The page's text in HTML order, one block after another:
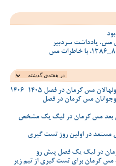
مس، یادداشت سردبیر
مس کرمان در فصل 1405-1406
مس کرمان در فصل
بعد مس کرمان در لیگ یک مشخص
مستعد در اولین روز تست گیری
در لیگ یک فصل پیش رو
مس کرمان برای تست گیری از تیم زیر